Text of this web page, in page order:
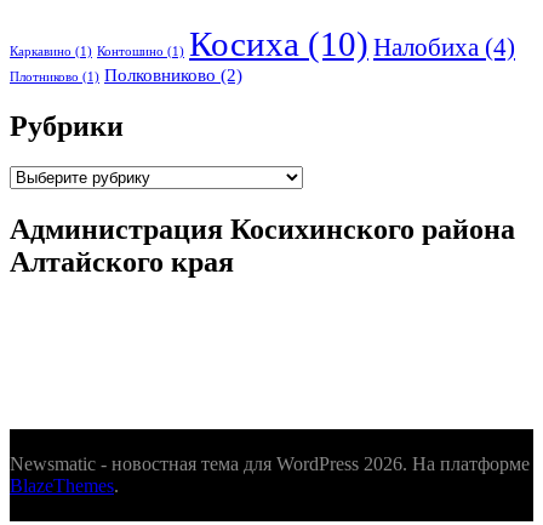
Каркавино (1) Контошино (1) Косиха (10) Налобиха (4)
Плотниково (1) Полковниково (2)
Рубрики
Рубрики
Администрация Косихинского района
Алтайского края
Newsmatic - новостная тема для WordPress 2026. На платформе
BlazeThemes.